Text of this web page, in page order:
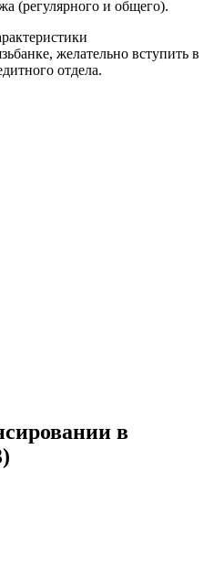
(регулярного и общего).
желательно вступить в
отдела.
в